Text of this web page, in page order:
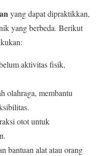
yang dapat dipraktikkan,
yang berbeda. Berikut
aktivitas fisik,
olahraga, membantu
otot untuk
bantuan alat atau orang